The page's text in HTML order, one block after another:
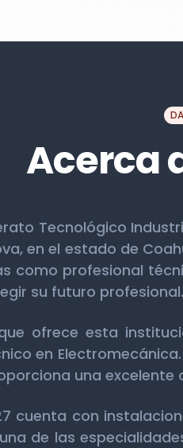
Acerca
Tecnológico
en el estado de
como profesional
su futuro profesional.
ofrece esta
en
una
cuenta con
de las